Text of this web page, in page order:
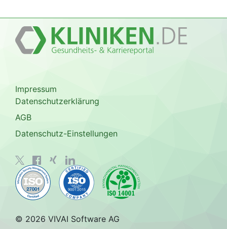
Impressum
Datenschutzerklärung
AGB
Datenschutz-Einstellungen
© 2026 VIVAI Software AG